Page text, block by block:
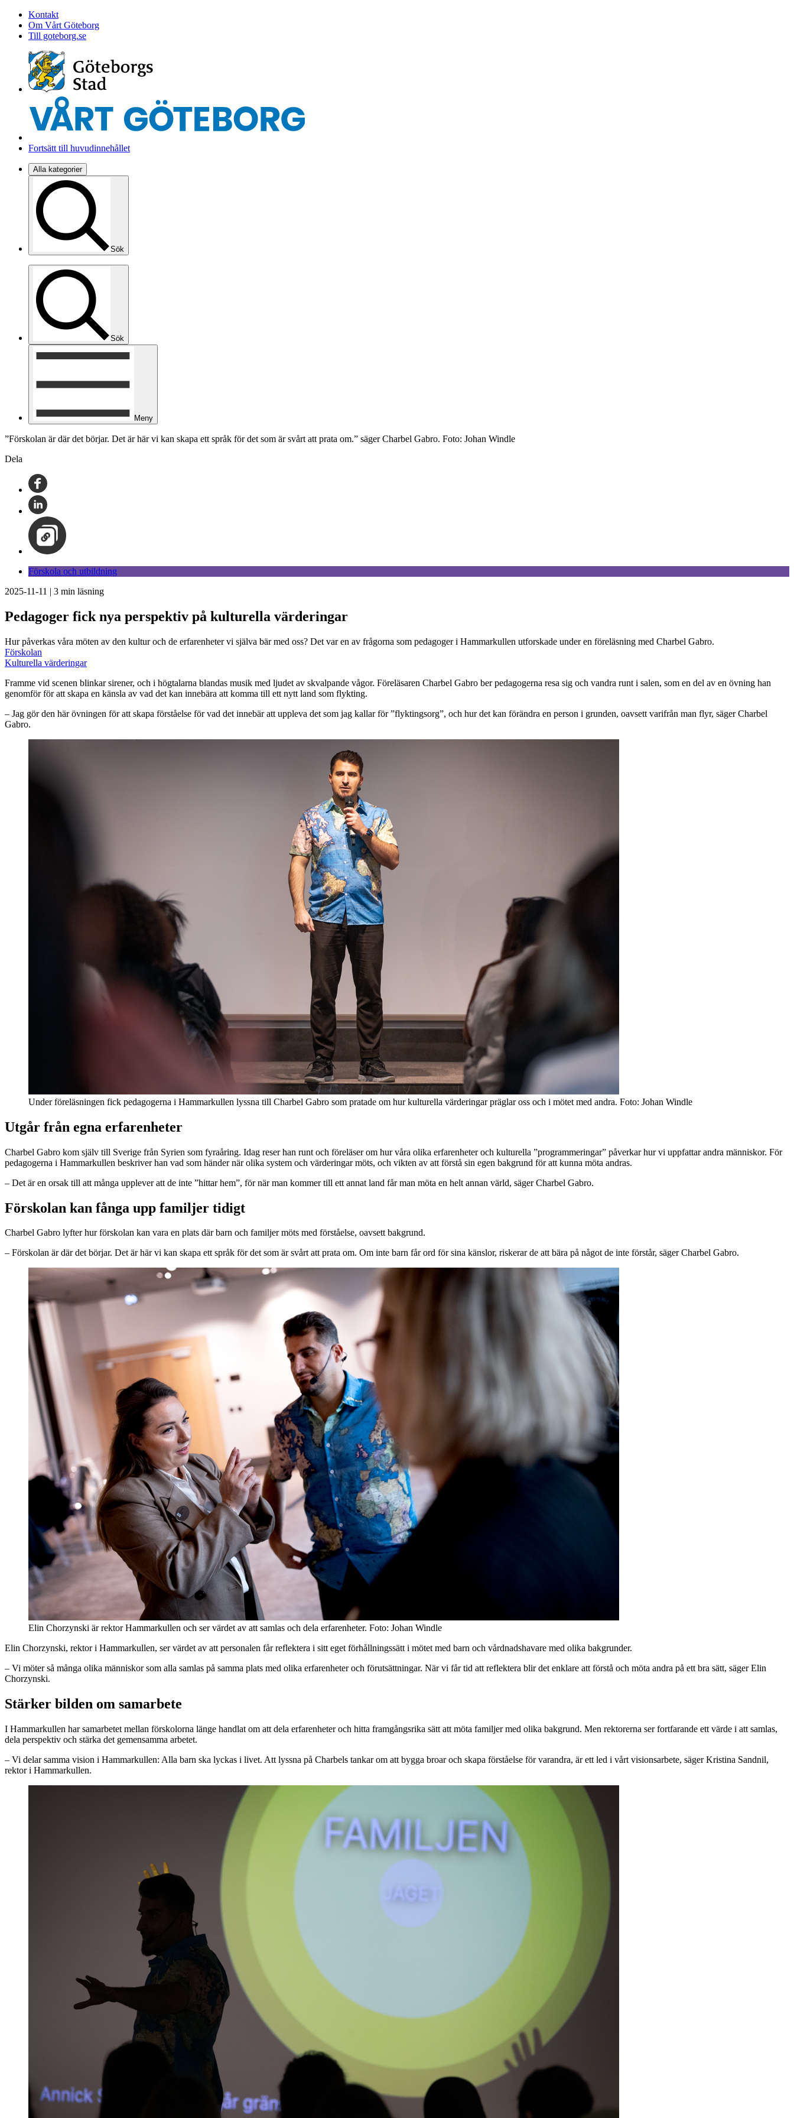
Kontakt
Om Vårt Göteborg
Till goteborg.se
Fortsätt till huvudinnehållet
Alla kategorier
Sök
Sök
Meny
”Förskolan är där det börjar. Det är här vi kan skapa ett språk för det som är svårt att prata om.” säger Charbel Gabro. Foto: Johan Windle
Dela
Förskola och utbildning
2025-11-11 | 3 min läsning
Pedagoger fick nya perspektiv på kulturella värderingar
Hur påverkas våra möten av den kultur och de erfarenheter vi själva bär med oss? Det var en av frågorna som pedagoger i Hammarkullen utforskade under en föreläsning med Charbel Gabro.
Förskolan
Kulturella värderingar
Framme vid scenen blinkar sirener, och i högtalarna blandas musik med ljudet av skvalpande vågor. Föreläsaren Charbel Gabro ber pedagogerna resa sig och vandra runt i salen, som en del av en övning han
genomför för att skapa en känsla av vad det kan innebära att komma till ett nytt land som flykting.
– Jag gör den här övningen för att skapa förståelse för vad det innebär att uppleva det som jag kallar för ”flyktingsorg”, och hur det kan förändra en person i grunden, oavsett varifrån man flyr, säger Charbel
Gabro.
Under föreläsningen fick pedagogerna i Hammarkullen lyssna till Charbel Gabro som pratade om hur kulturella värderingar präglar oss och i mötet med andra. Foto: Johan Windle
Utgår från egna erfarenheter
Charbel Gabro kom själv till Sverige från Syrien som fyraåring. Idag reser han runt och föreläser om hur våra olika erfarenheter och kulturella ”programmeringar” påverkar hur vi uppfattar andra människor. För
pedagogerna i Hammarkullen beskriver han vad som händer när olika system och värderingar möts, och vikten av att förstå sin egen bakgrund för att kunna möta andras.
– Det är en orsak till att många upplever att de inte ”hittar hem”, för när man kommer till ett annat land får man möta en helt annan värld, säger Charbel Gabro.
Förskolan kan fånga upp familjer tidigt
Charbel Gabro lyfter hur förskolan kan vara en plats där barn och familjer möts med förståelse, oavsett bakgrund.
– Förskolan är där det börjar. Det är här vi kan skapa ett språk för det som är svårt att prata om. Om inte barn får ord för sina känslor, riskerar de att bära på något de inte förstår, säger Charbel Gabro.
Elin Chorzynski är rektor Hammarkullen och ser värdet av att samlas och dela erfarenheter. Foto: Johan Windle
Elin Chorzynski, rektor i Hammarkullen, ser värdet av att personalen får reflektera i sitt eget förhållningssätt i mötet med barn och vårdnadshavare med olika bakgrunder.
– Vi möter så många olika människor som alla samlas på samma plats med olika erfarenheter och förutsättningar. När vi får tid att reflektera blir det enklare att förstå och möta andra på ett bra sätt, säger Elin
Chorzynski.
Stärker bilden om samarbete
I Hammarkullen har samarbetet mellan förskolorna länge handlat om att dela erfarenheter och hitta framgångsrika sätt att möta familjer med olika bakgrund. Men rektorerna ser fortfarande ett värde i att samlas,
dela perspektiv och stärka det gemensamma arbetet.
– Vi delar samma vision i Hammarkullen: Alla barn ska lyckas i livet. Att lyssna på Charbels tankar om att bygga broar och skapa förståelse för varandra, är ett led i vårt visionsarbete, säger Kristina Sandnil,
rektor i Hammarkullen.